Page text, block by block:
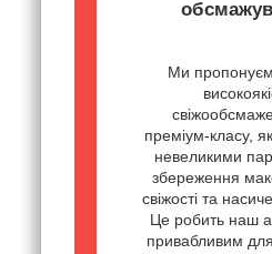
Ми
преміум-класу,
невеликими
збереження
свіжості та
Це робить наш
привабливим